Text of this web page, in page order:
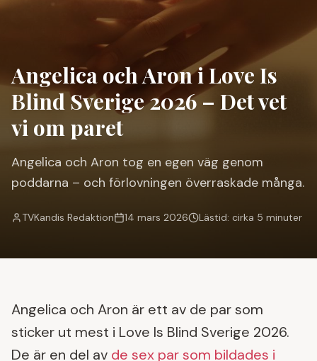
Angelica och Aron i Love Is
Blind Sverige 2026 – Det vet
vi om paret
Angelica och Aron tog en egen väg genom
poddarna – och förlovningen överraskade många.
TVKandis Redaktion 14 mars 2026 Lästid: cirka 5 minuter
Angelica och Aron är ett av de par som
sticker ut mest i Love Is Blind Sverige 2026.
De är en del av de sex par som bildades i